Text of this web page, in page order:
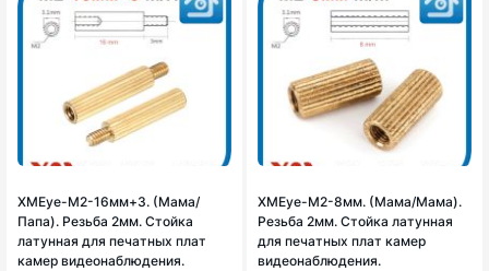
XMEye-M2-16мм+3. (Мама/
Папа). Резьба 2мм. Стойка
латунная для печатных плат
камер видеонаблюдения.
XMEye-M2-8мм. (Мама/Мама).
Резьба 2мм. Стойка латунная
для печатных плат камер
видеонаблюдения.